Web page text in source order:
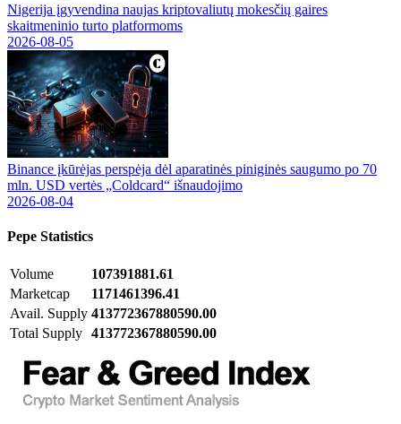
Nigerija įgyvendina naujas kriptovaliutų mokesčių gaires
skaitmeninio turto platformoms
2026-08-05
Binance įkūrėjas perspėja dėl aparatinės piniginės saugumo po 70
mln. USD vertės „Coldcard“ išnaudojimo
2026-08-04
Pepe Statistics
Volume
107391881.61
Marketcap
1171461396.41
Avail. Supply 413772367880590.00
Total Supply 413772367880590.00